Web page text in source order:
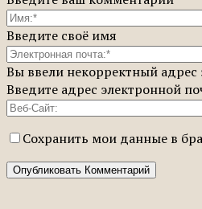
Введите своё имя
Вы ввели некорректный
Введите адрес электронной
Сохранить мои данные в